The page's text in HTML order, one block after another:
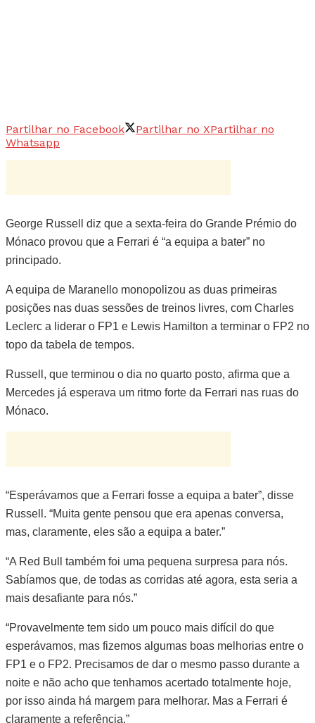
Partilhar no Facebook Partilhar no XPartilhar no
Whatsapp
George Russell diz que a sexta-feira do Grande Prémio do
Mónaco provou que a Ferrari é “a equipa a bater” no
principado.
A equipa de Maranello monopolizou as duas primeiras
posições nas duas sessões de treinos livres, com Charles
Leclerc a liderar o FP1 e Lewis Hamilton a terminar o FP2 no
topo da tabela de tempos.
Russell, que terminou o dia no quarto posto, afirma que a
Mercedes já esperava um ritmo forte da Ferrari nas ruas do
Mónaco.
“Esperávamos que a Ferrari fosse a equipa a bater”, disse
Russell. “Muita gente pensou que era apenas conversa,
mas, claramente, eles são a equipa a bater.”
“A Red Bull também foi uma pequena surpresa para nós.
Sabíamos que, de todas as corridas até agora, esta seria a
mais desafiante para nós.”
“Provavelmente tem sido um pouco mais difícil do que
esperávamos, mas fizemos algumas boas melhorias entre o
FP1 e o FP2. Precisamos de dar o mesmo passo durante a
noite e não acho que tenhamos acertado totalmente hoje,
por isso ainda há margem para melhorar. Mas a Ferrari é
claramente a referência.”